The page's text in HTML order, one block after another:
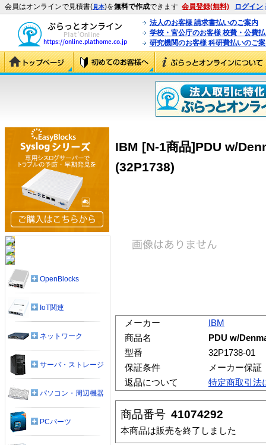
会員はオンラインで見積書(見本)を無料で作成できます 会員登録(無料) ログイン
法人のお客様 請求書払いのご案内
学校・官公庁のお客様 校費・公費
研究機関のお客様 科研費払いのご
IBM [N-1商品]PDU w/
(32P1738)
メーカー
IBM
商品名
PDU w/
型番
32P1738-01
保証条件
メーカー保証
返品について
特定商取引法
商品番号 41074292
本商品は販売を終了しました
OpenBlocks
IoT関連
ネットワーク
サーバ・ストレージ
パソコン・周辺機器
PCパーツ